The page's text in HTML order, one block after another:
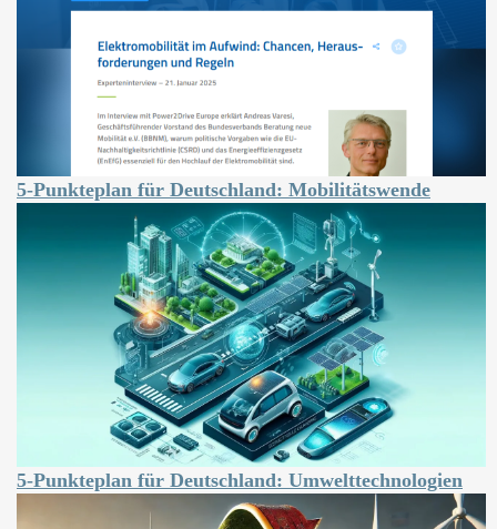
5-Punkteplan für Deutschland: Mobilitätswende
5-Punkteplan für Deutschland: Umwelttechnologien